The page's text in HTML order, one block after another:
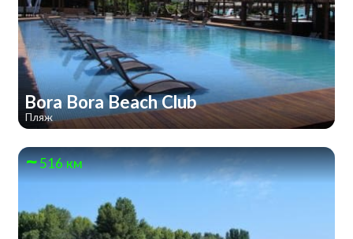
Bora Bora Beach Club
Пляж
516 км